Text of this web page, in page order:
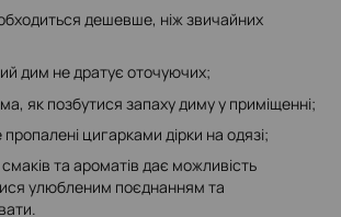
дешевше, ніж звичайних
дим не дратує оточуючих;
як позбутися запаху диму у приміщенні;
цигарками дірки на одязі;
та ароматів дає можливість
улюбленим поєднанням та